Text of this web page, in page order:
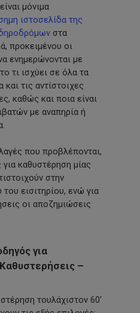
μόνιμα
ιστοσελίδα της
στα
προκειμένου οι
ενημερώνονται με
τι ισχύει σε όλα τα
και τις αντίστοιχες
καθώς και ποια είναι
με αναπηρία ή
που προβλέπονται,
για καθυστέρηση μίας
στην
εισιτηρίου, ενώ για
οι αποζημιώσεις
για
–
τουλάχιστον 60′